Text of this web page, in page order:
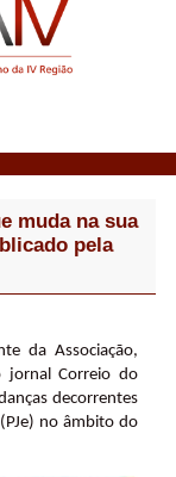
muda na sua
pela
da Associação,
jornal Correio do
decorrentes
no âmbito do